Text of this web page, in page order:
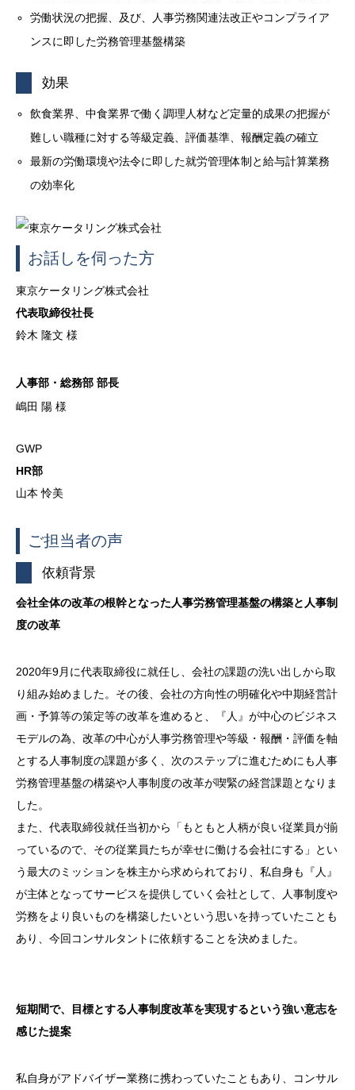
労働状況の把握、及び、人事労務関連法改正やコンプライア
ンスに即した労務管理基盤構築
効果
飲食業界、中食業界で働く調理人材など定量的成果の把握が
難しい職種に対する等級定義、評価基準、報酬定義の確立
最新の労働環境や法令に即した就労管理体制と給与計算業務
の効率化
お話しを伺った方
東京ケータリング株式会社
代表取締役社長
鈴木 隆文 様
人事部・総務部 部長
嶋田 陽 様
GWP
HR部
山本 怜美
ご担当者の声
依頼背景
会社全体の改革の根幹となった人事労務管理基盤の構築と人事制
度の改革
2020年9月に代表取締役に就任し、会社の課題の洗い出しから取
り組み始めました。その後、会社の方向性の明確化や中期経営計
画・予算等の策定等の改革を進めると、『人』が中心のビジネス
モデルの為、改革の中心が人事労務管理や等級・報酬・評価を軸
とする人事制度の課題が多く、次のステップに進むためにも人事
労務管理基盤の構築や人事制度の改革が喫緊の経営課題となりま
した。
また、代表取締役就任当初から「もともと人柄が良い従業員が揃
っているので、その従業員たちが幸せに働ける会社にする」とい
う最大のミッションを株主から求められており、私自身も『人』
が主体となってサービスを提供していく会社として、人事制度や
労務をより良いものを構築したいという思いを持っていたことも
あり、今回コンサルタントに依頼することを決めました。
短期間で、目標とする人事制度改革を実現するという強い意志を
感じた提案
私自身がアドバイザー業務に携わっていたこともあり、コンサル